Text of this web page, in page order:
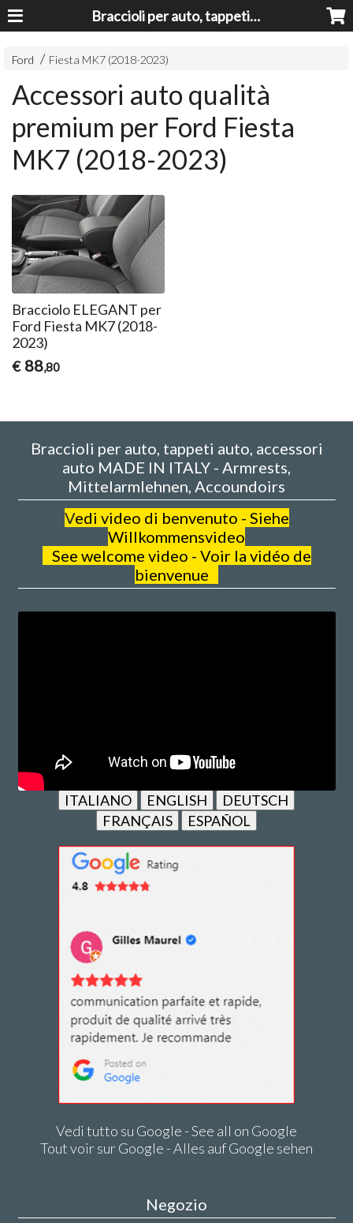
Braccioli per auto, tappeti auto, accessori auto MADE IN ITALY - Armrests, Mittelarmlehnen, Accoundoirs
Ford Fiesta MK7 (2018-2023)
Accessori auto qualità
premium per Ford Fiesta
MK7 (2018-2023)
Bracciolo ELEGANT per
Ford Fiesta MK7 (2018-
2023)
€ 88,80
Braccioli per auto, tappeti auto, accessori
auto MADE IN ITALY - Armrests,
Mittelarmlehnen, Accoundoirs
Vedi video di benvenuto - Siehe
Willkommensvideo
See welcome video - Voir la vidéo de
bienvenue
ITALIANO ENGLISH
DEUTSCH
FRANÇAIS
ESPAÑOL
Vedi tutto su Google - See all on Google
Tout voir sur Google - Alles auf Google sehen
Negozio